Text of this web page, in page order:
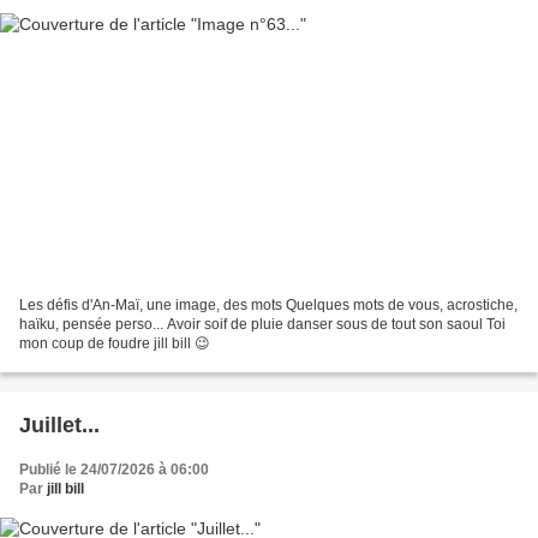
Les défis d'An-Maï, une image, des mots Quelques mots de vous, acrostiche,
haïku, pensée perso... Avoir soif de pluie danser sous de tout son saoul Toi
mon coup de foudre jill bill 😉
Juillet...
Publié le 24/07/2026 à 06:00
Par jill bill